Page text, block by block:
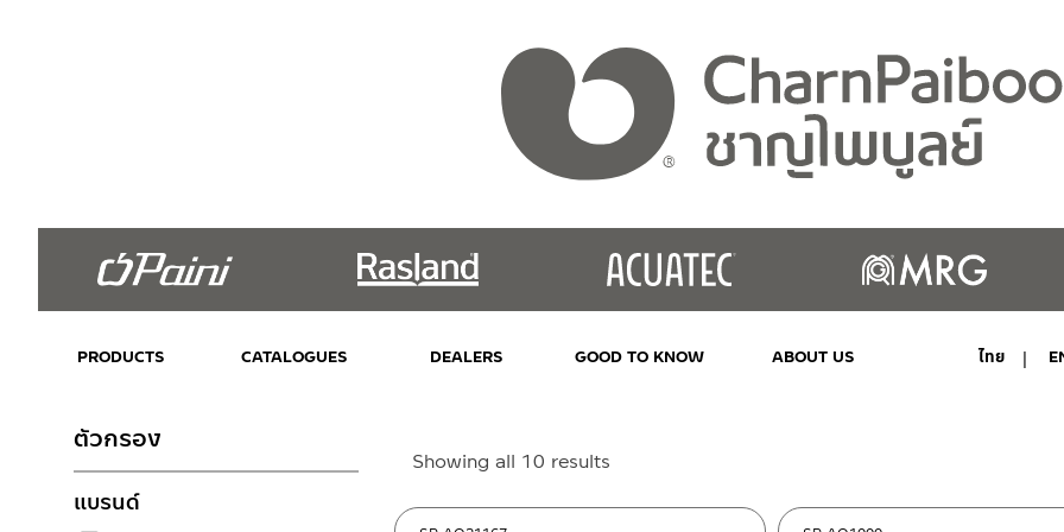
PRODUCTS CATALOGUES DEALERS GOOD TO KNOW ABOUT US ไทย
Showing all 10 results
latest
ตัวกรอง
แบรนด์